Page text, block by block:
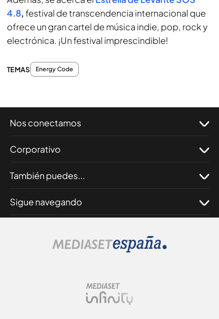
4.8,festival de transcendencia internacional que
ofrece un gran cartel de música indie, pop, rock y
electrónica. ¡Un festival imprescindible!
TEMAS Energy Code
Nos conectamos
Corporativo
También puedes...
Sigue navegando